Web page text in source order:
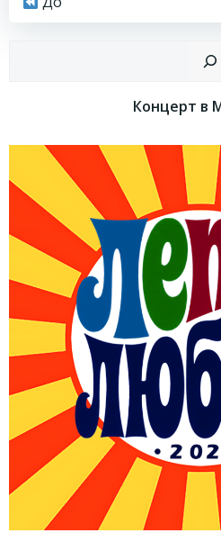
Навигация
записям
по
Концерт в